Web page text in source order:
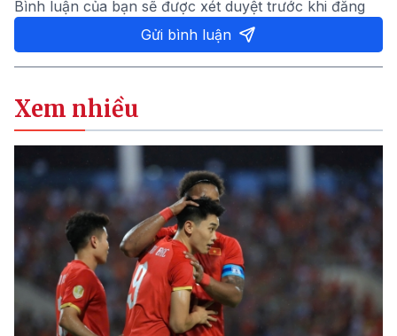
Bình luận của bạn sẽ được xét duyệt trước khi đăng
Gửi bình luận
Xem nhiều